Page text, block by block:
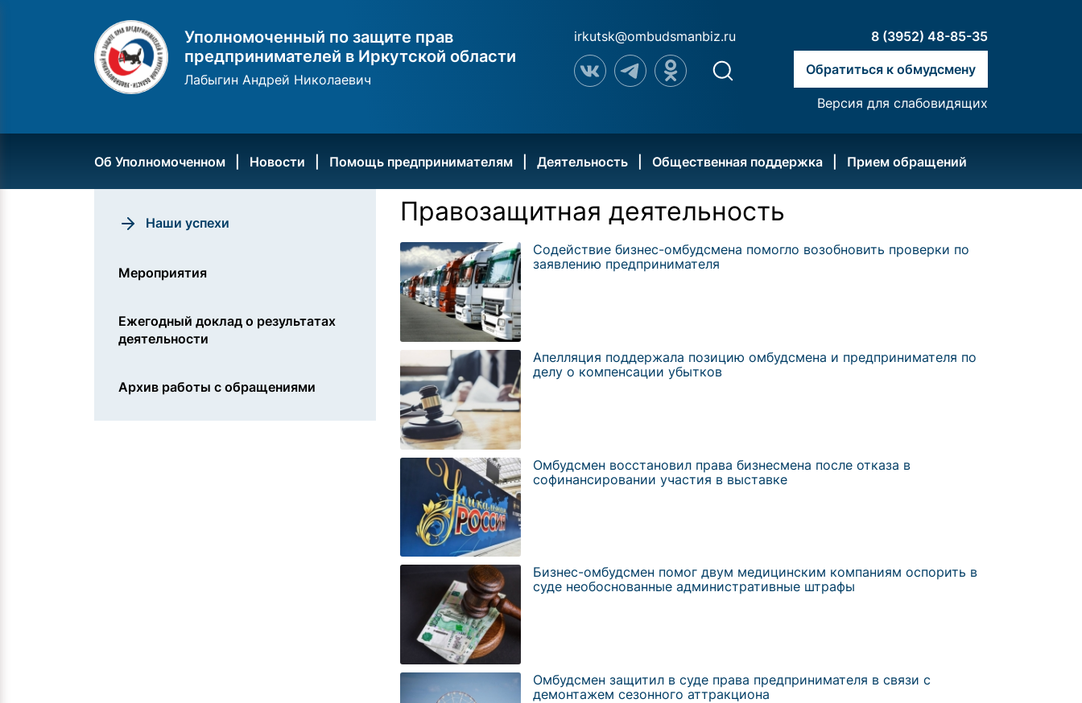
Уполномоченный по защите прав
предпринимателей в Иркутской области
Лабыгин Андрей Николаевич
irkutsk@ombudsmanbiz.ru 8 (3952) 48-85-35
Обратиться к обмудсмену
Версия для слабовидящих
Об Уполномоченном Новости Помощь предпринимателям Деятельность Общественная поддержка Прием обращений
Наши успехи
Мероприятия
Ежегодный доклад о результатах
деятельности
Архив работы с обращениями
Правозащитная деятельность
Содействие бизнес-омбудсмена помогло возобновить проверки по
заявлению предпринимателя
Апелляция поддержала позицию омбудсмена и предпринимателя по
делу о компенсации убытков
Омбудсмен восстановил права бизнесмена после отказа в
софинансировании участия в выставке
Бизнес-омбудсмен помог двум медицинским компаниям оспорить в
суде необоснованные административные штрафы
Омбудсмен защитил в суде права предпринимателя в связи с
демонтажем сезонного аттракциона